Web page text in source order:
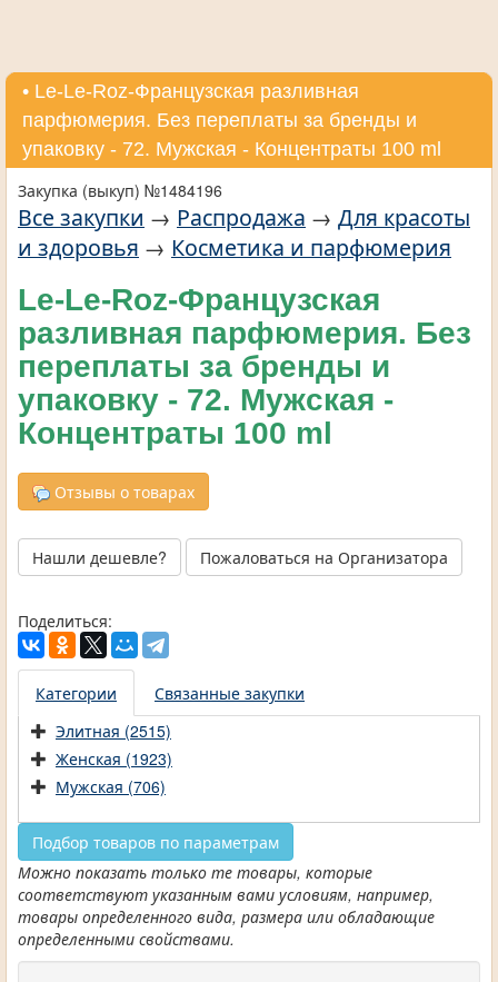
• Le-Le-Roz-Французская разливная
парфюмерия. Без переплаты за бренды и
упаковку - 72. Мужская - Концентраты 100 ml
Закупка (выкуп) №1484196
Все закупки → Распродажа → Для красоты
и здоровья → Косметика и парфюмерия
Le-Le-Roz-Французская
разливная парфюмерия. Без
переплаты за бренды и
упаковку - 72. Мужская -
Концентраты 100 ml
Отзывы о товарах
Нашли дешевле? Пожаловаться на Организатора
Поделиться:
Категории
Связанные закупки
Элитная (2515)
Женская (1923)
Мужская (706)
Подбор товаров по параметрам
Можно показать только те товары, которые
соответствуют указанным вами условиям, например,
товары определенного вида, размера или обладающие
определенными свойствами.